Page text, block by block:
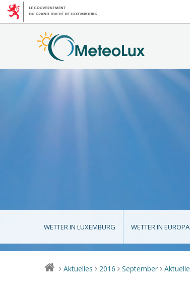
WETTER IN LUXEMBURG WETTER IN EUROPA
> Aktuelles > 2016 > September >